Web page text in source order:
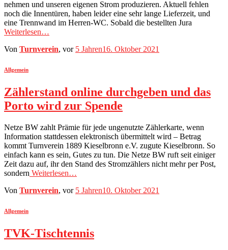
nehmen und unseren eigenen Strom produzieren. Aktuell fehlen
noch die Innentüren, haben leider eine sehr lange Lieferzeit, und
eine Trennwand im Herren-WC. Sobald die bestellten Jura
Weiterlesen…
Von Turnverein, vor 5 Jahren16. Oktober 2021
Allgemein
Zählerstand online durchgeben und das
Porto wird zur Spende
Netze BW zahlt Prämie für jede ungenutzte Zählerkarte, wenn
Information stattdessen elektronisch übermittelt wird – Betrag
kommt Turnverein 1889 Kieselbronn e.V. zugute Kieselbronn. So
einfach kann es sein, Gutes zu tun. Die Netze BW ruft seit einiger
Zeit dazu auf, ihr den Stand des Stromzählers nicht mehr per Post,
sondern Weiterlesen…
Von Turnverein, vor 5 Jahren10. Oktober 2021
Allgemein
TVK-Tischtennis